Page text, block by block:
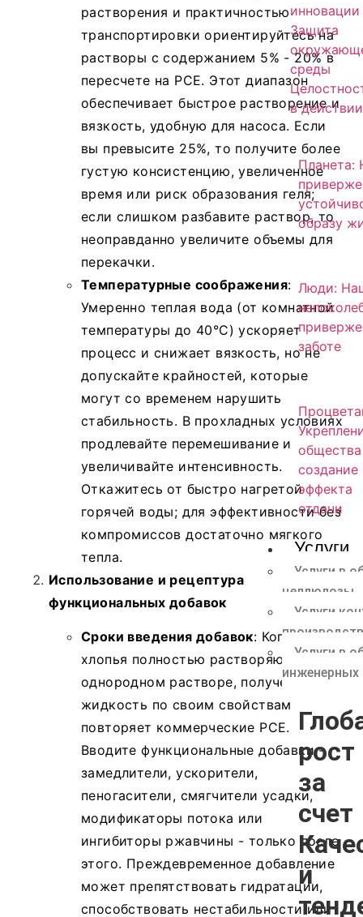
инновации
Защита
среды
в действии
Планета:
образу
Люди:
заботе
создание
эффекта
отдачи
Услуги
Услуги в
целлюлозы
Услуги
Услуги в
инженерных
рост
за
счет
и
растворения и практичностью
транспортировки ориентируйтесь на
растворы с содержанием 5% - 20% в
пересчете на PCE. Этот диапазон
обеспечивает быстрое растворение и
вязкость, удобную для насоса. Если
вы превысите 25%, то получите более
густую консистенцию, увеличенное
время или риск образования геля;
если слишком разбавите раствор, то
неоправданно увеличите объемы для
перекачки.
Температурные соображения:
Умеренно теплая вода (от комнатной
температуры до 40°C) ускоряет
процесс и снижает вязкость, но не
допускайте крайностей, которые
могут со временем нарушить
стабильность. В прохладных условиях
продлевайте перемешивание и
увеличивайте интенсивность.
Откажитесь от быстро нагретой
горячей воды; для эффективности без
компромиссов достаточно мягкого
тепла.
Использование и рецептура
функциональных добавок
Сроки введения добавок: Когда
хлопья полностью растворяются в
однородном растворе, полученная
жидкость по своим свойствам
повторяет коммерческие PCE.
Вводите функциональные добавки -
замедлители, ускорители,
пеногасители, смягчители усадки,
модификаторы потока или
ингибиторы ржавчины - только после
этого. Преждевременное добавление
может препятствовать гидратации,
способствовать нестабильности или